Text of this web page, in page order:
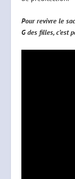
Pour revivre le
G des filles, c’est